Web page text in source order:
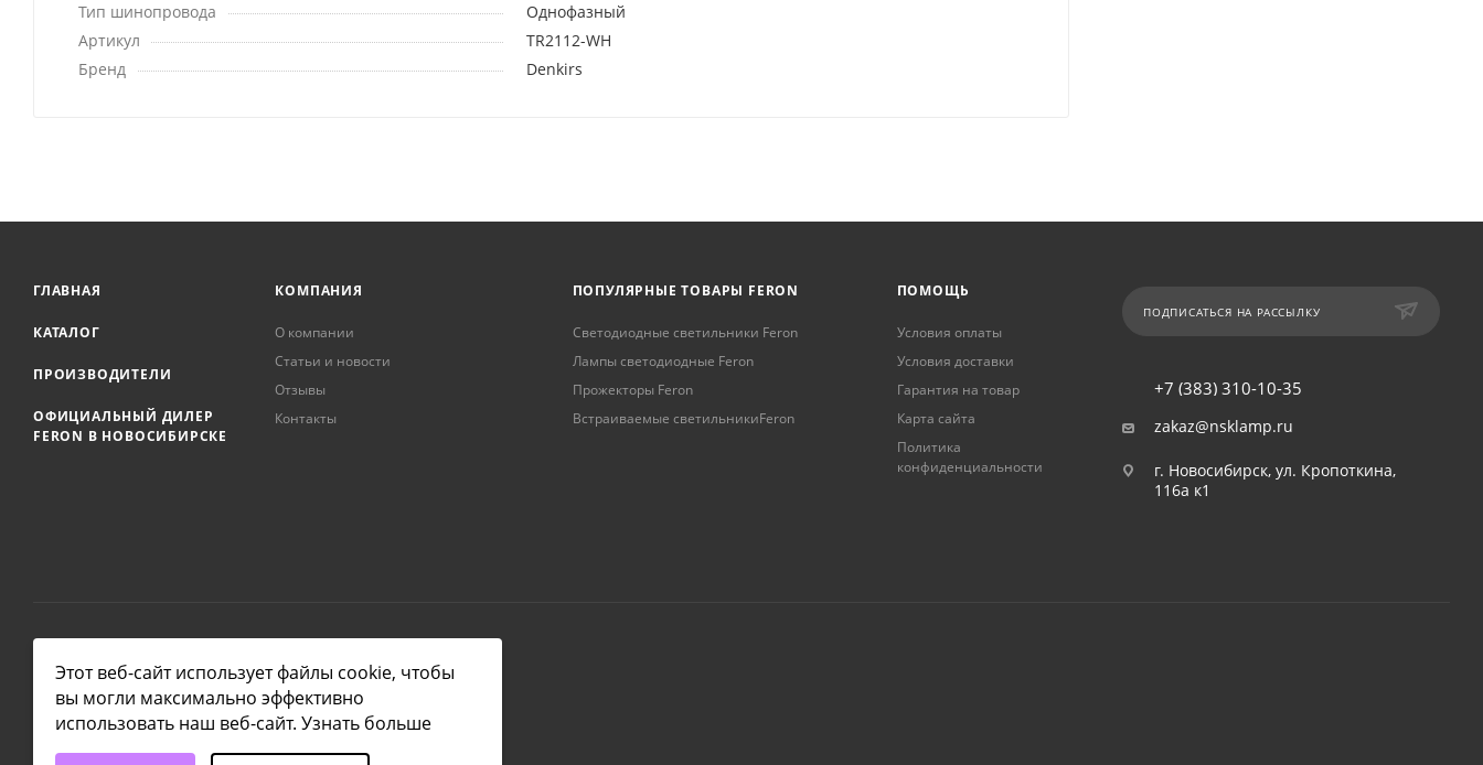
Тип шинопровода
Однофазный
Артикул
TR2112-WH
Бренд
Denkirs
ГЛАВНАЯ
КАТАЛОГ
ПРОИЗВОДИТЕЛИ
ОФИЦИАЛЬНЫЙ ДИЛЕР
FERON В НОВОСИБИРСКЕ
КОМПАНИЯ
О компании
Статьи и новости
Отзывы
Контакты
ПОПУЛЯРНЫЕ ТОВАРЫ FERON
Светодиодные светильники Feron
Лампы светодиодные Feron
Прожекторы Feron
Встраиваемые светильникиFeron
ПОМОЩЬ
Условия оплаты
Условия доставки
Гарантия на товар
Карта сайта
Политика
конфиденциальности
ПОДПИСАТЬСЯ НА РАССЫЛКУ
+7 (383) 310-10-35
zakaz@nsklamp.ru
г. Новосибирск, ул. Кропоткина,
116а к1
2026 © NSKLAMP
Этот веб-сайт использует файлы cookie, чтобы
вы могли максимально эффективно
использовать наш веб-сайт. Узнать больше